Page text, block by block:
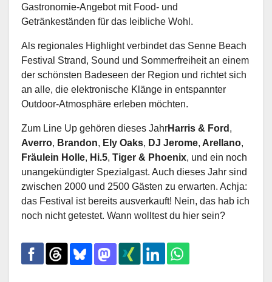
Gastronomie‑Angebot mit Food‑ und
Getränkeständen für das leibliche Wohl.
Als regionales Highlight verbindet das Senne Beach
Festival Strand, Sound und Sommerfreiheit an einem
der schönsten Badeseen der Region und richtet sich
an alle, die elektronische Klänge in entspannter
Outdoor‑Atmosphäre erleben möchten.
Zum Line Up gehören dieses JahrHarris & Ford ,
Averro, Brandon, Ely Oaks, DJ Jerome, Arellano,
Fräulein Holle, Hi.5, Tiger & Phoenix, und ein noch
unangekündigter Spezialgast. Auch dieses Jahr sind
zwischen 2000 und 2500 Gästen zu erwarten. Achja:
das Festival ist bereits ausverkauft! Nein, das hab ich
noch nicht getestet. Wann wolltest du hier sein?